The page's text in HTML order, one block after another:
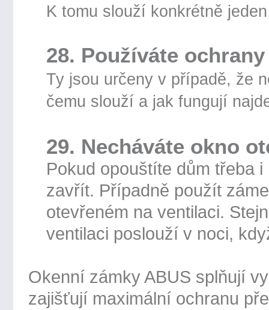
K tomu slouží konkrétně
28. Používáte
Ty jsou určeny v případě, že
čemu slouží a jak fungují
29. Necháváte okno
Pokud opouštíte dům třeba
zavřít. Případně použít
otevřeném na ventilaci.
ventilaci poslouží v noci,
Okenní zámky ABUS splňují
zajišťují maximální ochranu